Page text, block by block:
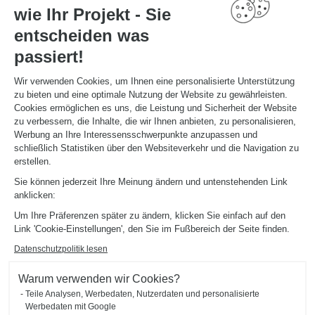
wie Ihr Projekt - Sie
entscheiden was
passiert!
Wir verwenden Cookies, um Ihnen eine personalisierte Unterstützung
zu bieten und eine optimale Nutzung der Website zu gewährleisten.
Cookies ermöglichen es uns, die Leistung und Sicherheit der Website
zu verbessern, die Inhalte, die wir Ihnen anbieten, zu personalisieren,
Werbung an Ihre Interessensschwerpunkte anzupassen und
schließlich Statistiken über den Websiteverkehr und die Navigation zu
erstellen.
Sie können jederzeit Ihre Meinung ändern und untenstehenden Link
anklicken:
Um Ihre Präferenzen später zu ändern, klicken Sie einfach auf den
Link 'Cookie-Einstellungen', den Sie im Fußbereich der Seite finden.
Datenschutzpolitik lesen
Warum verwenden wir Cookies?
Teile Analysen, Werbedaten, Nutzerdaten und personalisierte
Werbedaten mit Google
Know-how in den Dienst maßgeschneiderter Lösungen – präzise auf den
Millimeter –, um Räume zu schaffen, die gleichermaßen funktional und
ästhetisch überzeugen.
DIE EXPERTISE FÜR PROFIS ENTDECKEN
Tauchen Sie ein in